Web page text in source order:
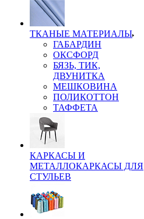
ТКАНЫЕ МАТЕРИАЛЫ
ГАБАРДИН
ОКСФОРД
БЯЗЬ, ТИК,
ДВУНИТКА
МЕШКОВИНА
ПОЛИКОТТОН
ТАФФЕТА
КАРКАСЫ И
МЕТАЛЛОКАРКАСЫ ДЛЯ
СТУЛЬЕВ